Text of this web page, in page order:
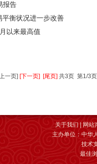
报告
衡状况进一步改善
以来最高值
一页] [下一页] [尾页] 共3页 第1/3页
关于我们
网站
主办单位：中华
技术
最佳